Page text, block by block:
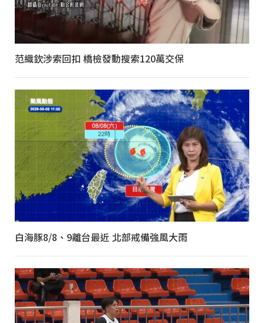
范織欽涉索回扣 橋檢發動搜索120萬交保
白海豚8/8、9離台最近 北部戒備強風大雨